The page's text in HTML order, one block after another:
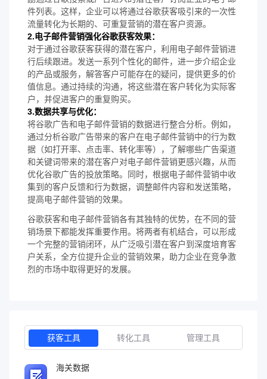
件列表。这样，企业可以将通过谷歌获客吸引来的一次性
流量转化为长期的、可重复营销的潜在客户资源。
2.电子邮件营销强化谷歌获客效果：
对于通过谷歌获客获得的潜在客户，利用电子邮件营销进
行后续跟进。发送一系列个性化的邮件，进一步介绍企业
的产品或服务，解答客户可能存在的疑问，提供更多的价
值信息。通过持续的沟通，将这些潜在客户转化为实际客
户，并促进客户的重复购买。
3.数据共享与优化：
将谷歌广告和电子邮件营销的数据进行整合分析。例如，
通过分析谷歌广告带来的客户在电子邮件营销中的行为数
据（如打开率、点击率、转化率等），了解哪些广告渠道
和关键词带来的潜在客户对电子邮件营销更感兴趣，从而
优化谷歌广告的投放策略。同时，根据电子邮件营销中收
集到的客户反馈和行为数据，调整邮件内容和发送策略，
提高电子邮件营销的效果。
谷歌获客和电子邮件营销各有其独特的优势，在不同的营
销场景下都能发挥重要作用。将两者有机结合，可以形成
一个完整的营销闭环，从广泛吸引潜在客户到深度培育客
户关系，全方位提升企业的营销效果，助力企业在竞争激
烈的市场中取得更好的发展。
获客工具 转化工具 管理工具
海关数据